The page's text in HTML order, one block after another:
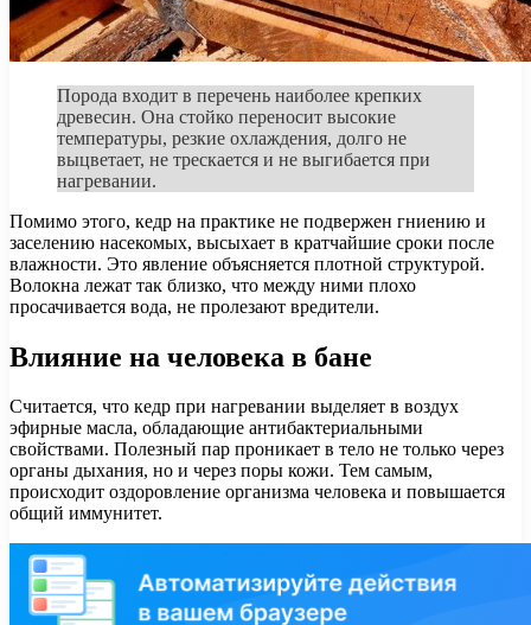
Порода входит в перечень наиболее крепких
древесин. Она стойко переносит высокие
температуры, резкие охлаждения, долго не
выцветает, не трескается и не выгибается при
нагревании.
Помимо этого, кедр на практике не подвержен гниению и
заселению насекомых, высыхает в кратчайшие сроки после
влажности. Это явление объясняется плотной структурой.
Волокна лежат так близко, что между ними плохо
просачивается вода, не пролезают вредители.
Влияние на человека в бане
Считается, что кедр при нагревании выделяет в воздух
эфирные масла, обладающие антибактериальными
свойствами. Полезный пар проникает в тело не только через
органы дыхания, но и через поры кожи. Тем самым,
происходит оздоровление организма человека и повышается
общий иммунитет.